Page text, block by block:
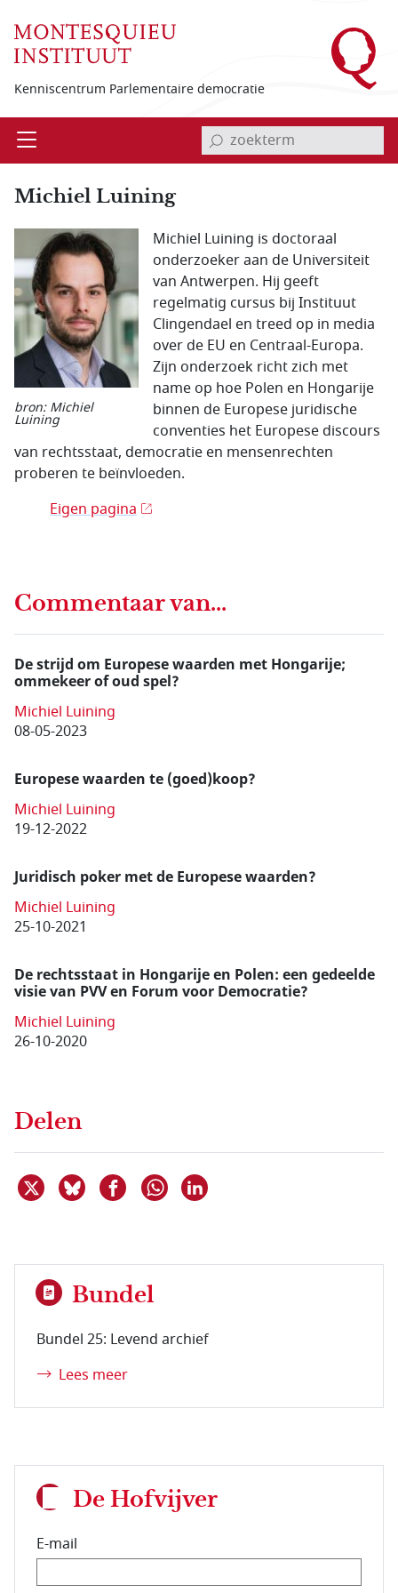
Kenniscentrum Parlementaire democratie
Open invoerveld zoekterm
Michiel Luining
bron: Michiel
Luining
Michiel Luining is doctoraal
onderzoeker aan de Universiteit
van Antwerpen. Hij geeft
regelmatig cursus bij Instituut
Clingendael en treed op in media
over de EU en Centraal-Europa.
Zijn onderzoek richt zich met
name op hoe Polen en Hongarije
binnen de Europese juridische
conventies het Europese discours
van rechtsstaat, democratie en mensenrechten
proberen te beïnvloeden.
Eigen pagina
Commentaar van...
De strijd om Europese waarden met Hongarije;
ommekeer of oud spel?
Michiel Luining
08-05-2023
Europese waarden te (goed)koop?
Michiel Luining
19-12-2022
Juridisch poker met de Europese waarden?
Michiel Luining
25-10-2021
De rechtsstaat in Hongarije en Polen: een gedeelde
visie van PVV en Forum voor Democratie?
Michiel Luining
26-10-2020
Delen
Deel dit item op X
Deel dit item op Bluesky
Deel dit item op Facebook
Delen via WhatsApp
Bundel
Bundel 25: Levend archief
Lees meer
De Hofvijver
E-mail